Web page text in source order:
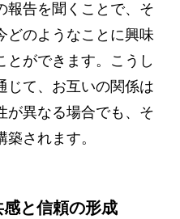
報告を聞くことで、そ
どのようなことに興味
とができます。こうし
じて、お互いの関係は
が異なる場合でも、そ
されます。
と信頼の形成